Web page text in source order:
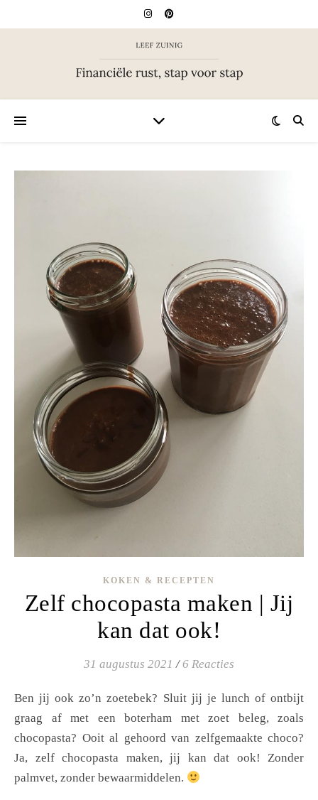
KOKEN & RECEPTEN
Zelf chocopasta maken | Jij
kan dat ook!
31 augustus 2021 / 6 Reacties
Ben jij ook zo’n zoetebek? Sluit jij je lunch of ontbijt
graag af met een boterham met zoet beleg, zoals
chocopasta? Ooit al gehoord van zelfgemaakte choco?
Ja, zelf chocopasta maken, jij kan dat ook! Zonder
palmvet, zonder bewaarmiddelen.